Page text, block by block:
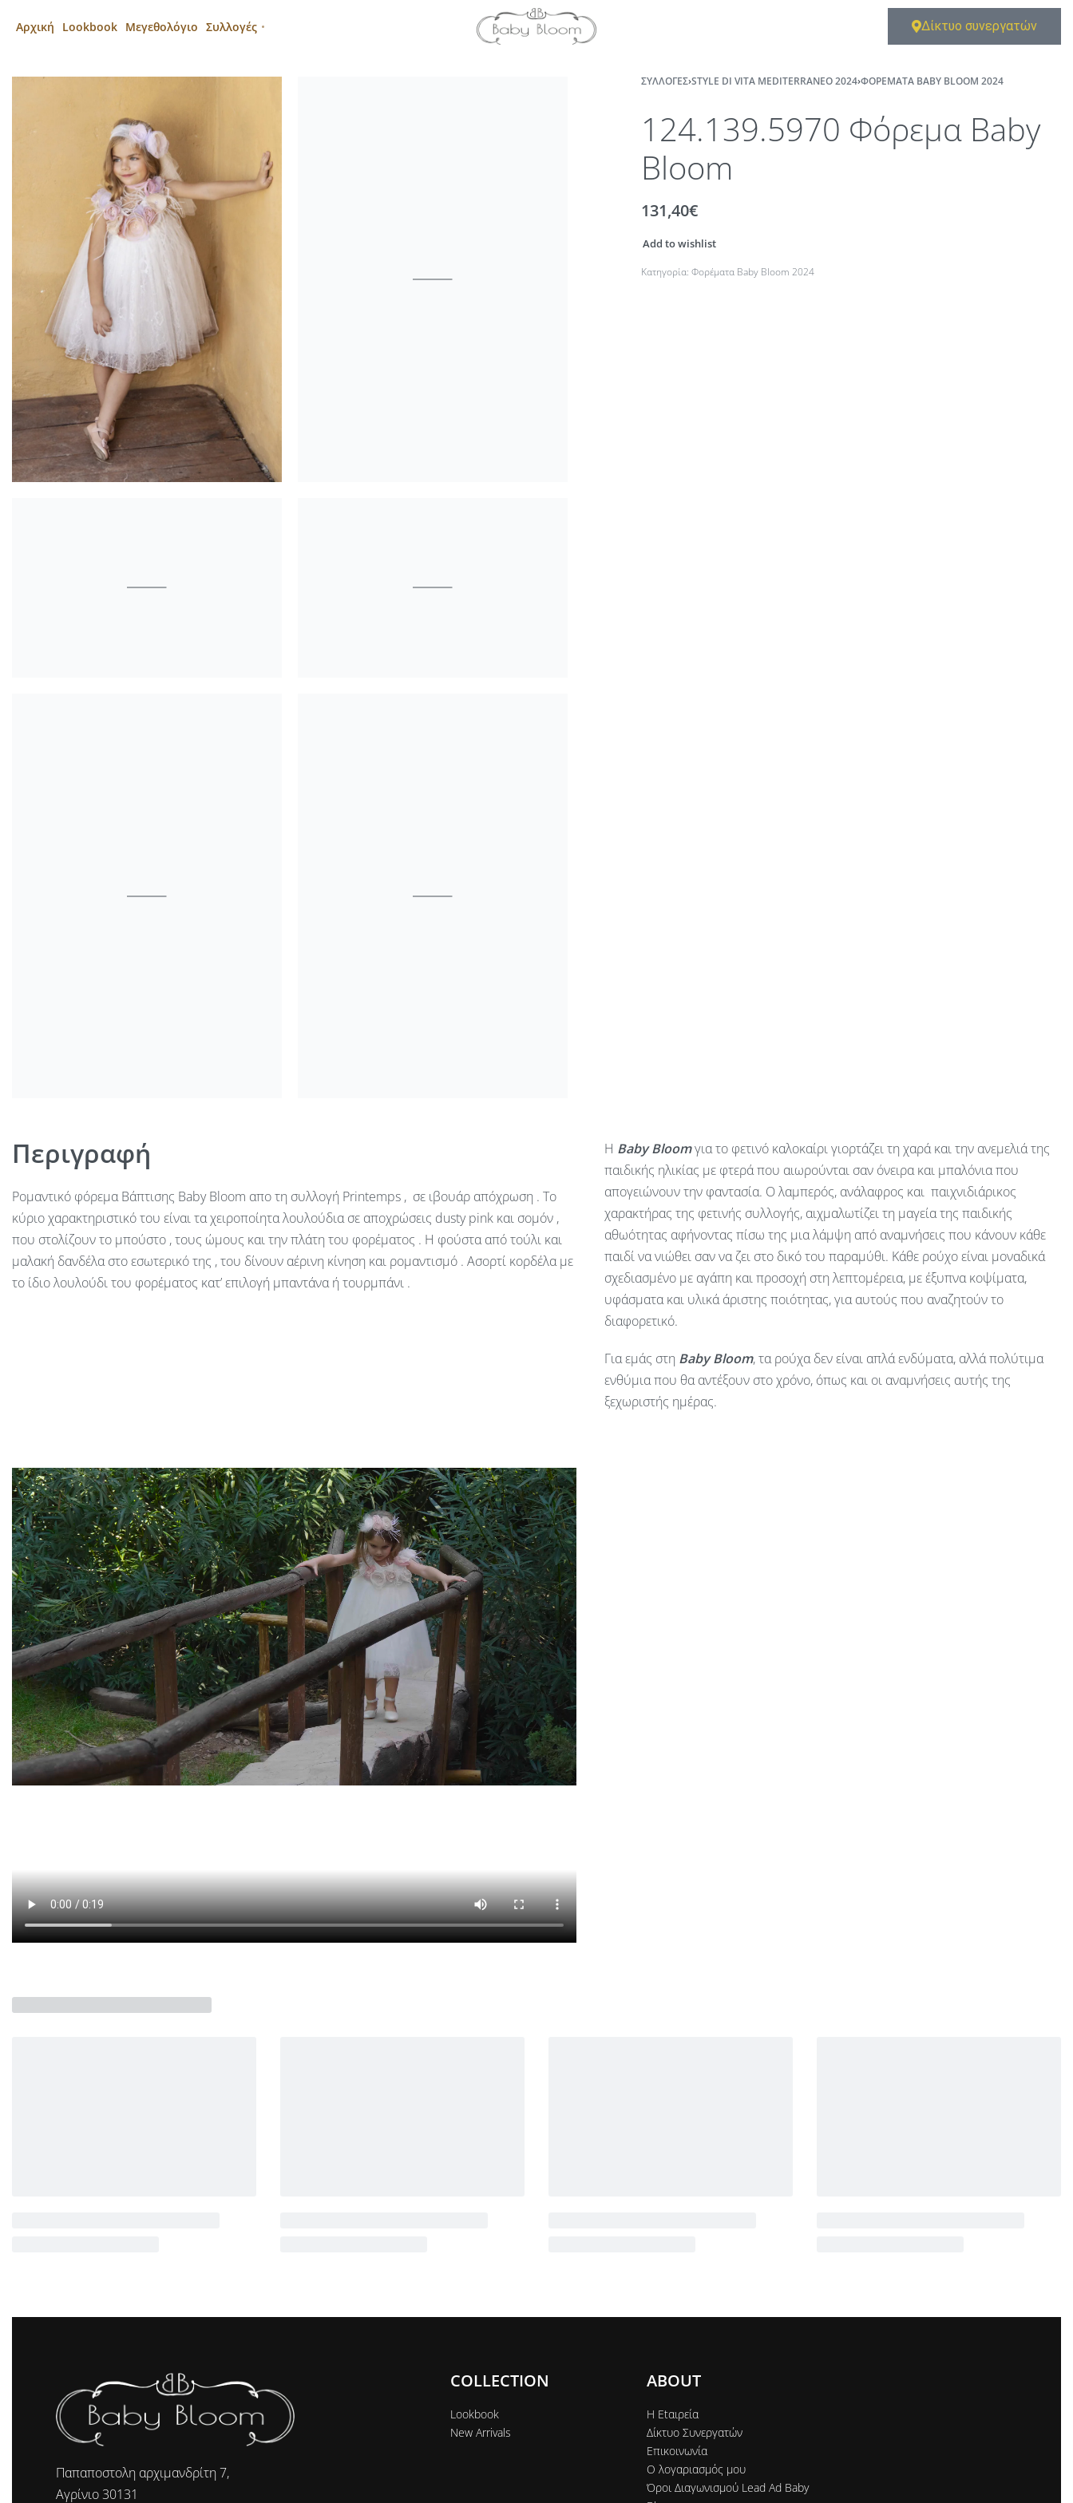
Αρχική Lookbook Μεγεθολόγιο Συλλογές Δίκτυο συνεργατών
ΣΥΛΛΟΓΈΣ›STYLE DI VITA MEDITERRANEO 2024›ΦΟΡΈΜΑΤΑ BABY BLOOM 2024
124.139.5970 Φόρεμα Baby
Bloom
131,40€
Add to wishlist
Κατηγορία:Φορέματα Baby Bloom 2024
Περιγραφή
Ρομαντικό φόρεμα Βάπτισης Baby Bloom απο τη συλλογή Printemps , σε ιβουάρ απόχρωση . Το
κύριο χαρακτηριστικό του είναι τα χειροποίητα λουλούδια σε αποχρώσεις dusty pink και σομόν ,
που στολίζουν το μπούστο , τους ώμους και την πλάτη του φορέματος . Η φούστα από τούλι και
μαλακή δανδέλα στο εσωτερικό της , του δίνουν αέρινη κίνηση και ρομαντισμό . Ασορτί κορδέλα με
το ίδιο λουλούδι του φορέματος κατ’ επιλογή μπαντάνα ή τουρμπάνι .
Η Baby Bloomγια το φετινό καλοκαίρι γιορτάζει τη χαρά και την ανεμελιά της
παιδικής ηλικίας με φτερά που αιωρούνται σαν όνειρα και μπαλόνια που
απογειώνουν την φαντασία. Ο λαμπερός, ανάλαφρος και παιχνιδιάρικος
χαρακτήρας της φετινής συλλογής, αιχμαλωτίζει τη μαγεία της παιδικής
αθωότητας αφήνοντας πίσω της μια λάμψη από αναμνήσεις που κάνουν κάθε
παιδί να νιώθει σαν να ζει στο δικό του παραμύθι. Κάθε ρούχο είναι μοναδικά
σχεδιασμένο με αγάπη και προσοχή στη λεπτομέρεια, με έξυπνα κοψίματα,
υφάσματα και υλικά άριστης ποιότητας, για αυτούς που αναζητούν το
διαφορετικό.
Για εμάς στη Baby Bloom, τα ρούχα δεν είναι απλά ενδύματα, αλλά πολύτιμα
ενθύμια που θα αντέξουν στο χρόνο, όπως και οι αναμνήσεις αυτής της
ξεχωριστής ημέρας.
Παπαποστολη αρχιμανδρίτη 7,
Αγρίνιο 30131
COLLECTION
Lookbook
New Arrivals
ABOUT
Η Εtαιρεία
Δίκτυο Συνεργατών
Επικοινωνία
Ο λογαριασμός μου
Όροι Διαγωνισμού Lead Ad Baby